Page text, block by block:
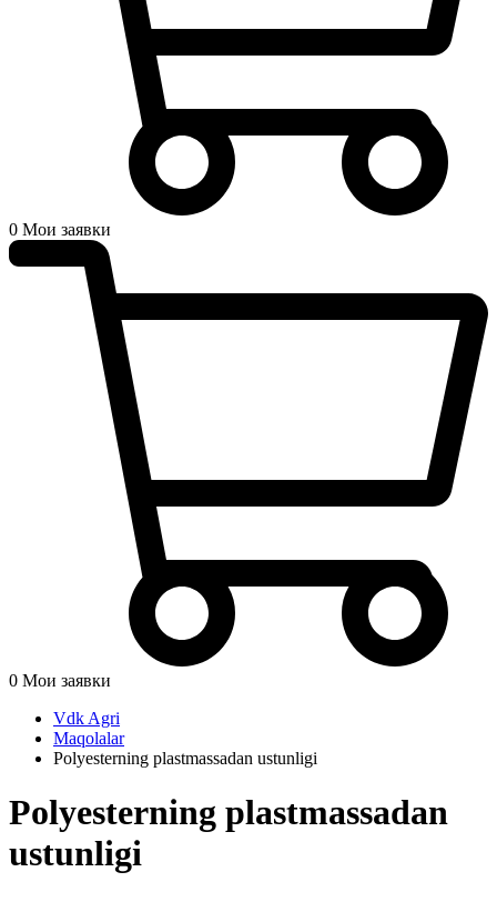
0 Мои заявки
0 Мои заявки
Vdk Agri
Maqolalar
Polyesterning plastmassadan ustunligi
Polyesterning plastmassadan
ustunligi